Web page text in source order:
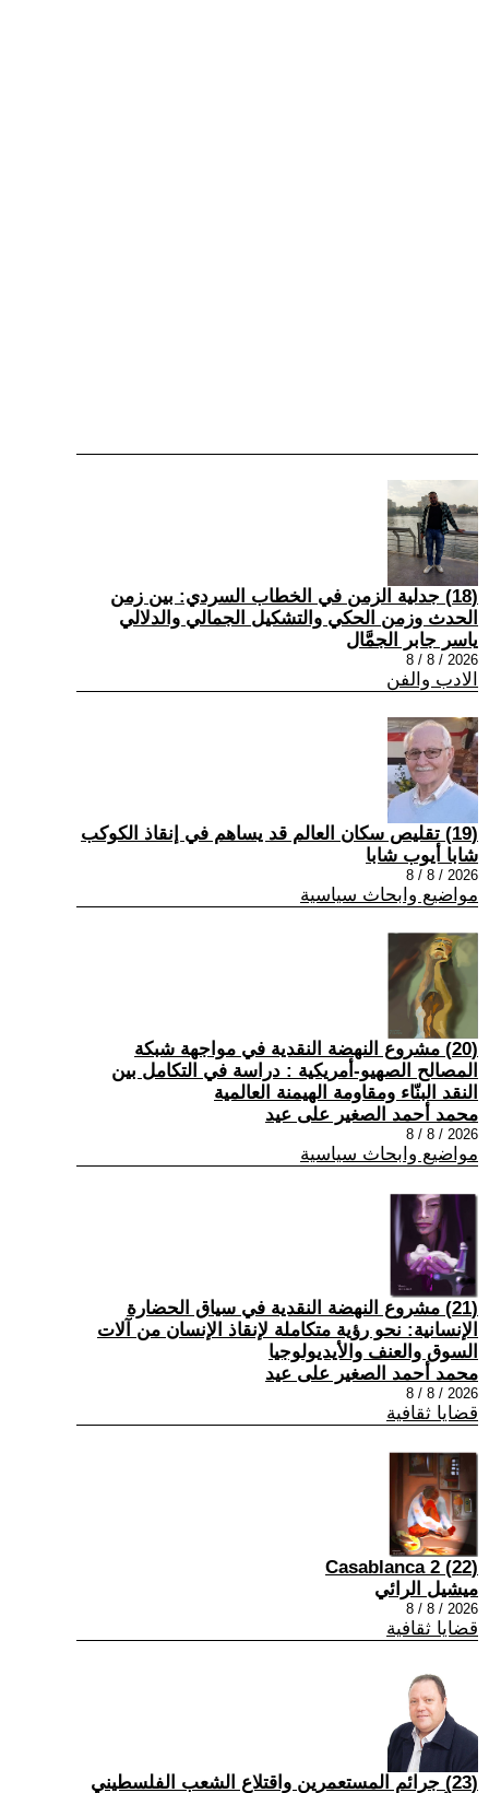
(18) جدلية الزمن في الخطاب السردي: بين زمن
الحدث وزمن الحكي والتشكيل الجمالي والدلالي
ياسر جابر الجمَّال
2026 / 8 / 8
الادب والفن
(19) تقليص سكان العالم قد يساهم في إنقاذ الكوكب
شابا أيوب شابا
2026 / 8 / 8
مواضيع وابحاث سياسية
(20) مشروع النهضة النقدية في مواجهة شبكة
المصالح الصهيو-أمريكية : دراسة في التكامل بين
النقد البنّاء ومقاومة الهيمنة العالمية
محمد أحمد الصغير على عيد
2026 / 8 / 8
مواضيع وابحاث سياسية
(21) مشروع النهضة النقدية في سياق الحضارة
الإنسانية: نحو رؤية متكاملة لإنقاذ الإنسان من آلات
السوق والعنف والأيديولوجيا
محمد أحمد الصغير على عيد
2026 / 8 / 8
قضايا ثقافية
(22) Casablanca 2
ميشيل الرائي
2026 / 8 / 8
قضايا ثقافية
(23) جرائم المستعمرين واقتلاع الشعب الفلسطيني